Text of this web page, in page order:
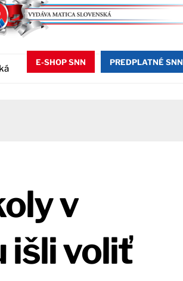
E-SHOP SNN PREDPLATNÉ SNN
v
išli voliť